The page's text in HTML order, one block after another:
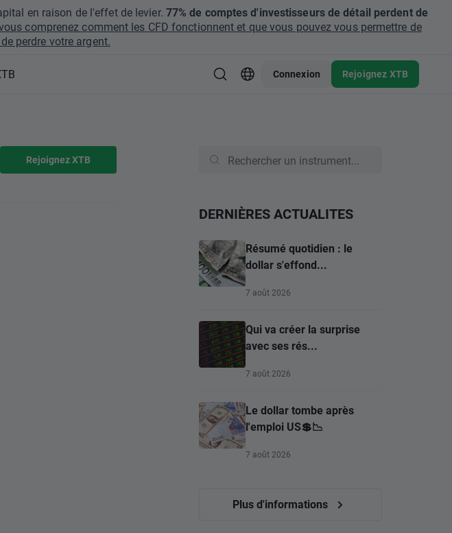
en raison de l'effet de levier. 77% de comptes d'investisseurs de détail perdent de
comprenez comment les CFD fonctionnent et que vous pouvez vous permettre de
perdre votre argent.
Connexion Rejoignez XTB
Rejoignez XTB
DERNIÈRES ACTUALITES
Résumé quotidien : le
dollar s'effond...
7 août 2026
Qui va créer la surprise
avec ses rés...
7 août 2026
Le dollar tombe après
l'emploi US💲📉
7 août 2026
Plus d'informations